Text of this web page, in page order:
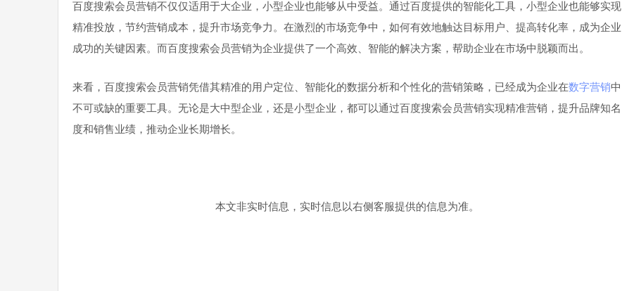
百度搜索会员营销不仅仅适用于大企业，小型企业也能够从中受益。通过百度提供的智能化工具，小型企业也能够实现
精准投放，节约营销成本，提升市场竞争力。在激烈的市场竞争中，如何有效地触达目标用户、提高转化率，成为企业
成功的关键因素。而百度搜索会员营销为企业提供了一个高效、智能的解决方案，帮助企业在市场中脱颖而出。
来看，百度搜索会员营销凭借其精准的用户定位、智能化的数据分析和个性化的营销策略，已经成为企业在数字营销中
不可或缺的重要工具。无论是大中型企业，还是小型企业，都可以通过百度搜索会员营销实现精准营销，提升品牌知名
度和销售业绩，推动企业长期增长。
本文非实时信息，实时信息以右侧客服提供的信息为准。